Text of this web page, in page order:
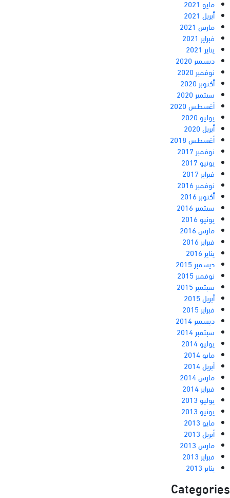
مايو 2021
أبريل 2021
مارس 2021
فبراير 2021
يناير 2021
ديسمبر 2020
نوفمبر 2020
أكتوبر 2020
سبتمبر 2020
أغسطس 2020
يوليو 2020
أبريل 2020
أغسطس 2018
نوفمبر 2017
يونيو 2017
فبراير 2017
نوفمبر 2016
أكتوبر 2016
سبتمبر 2016
يونيو 2016
مارس 2016
فبراير 2016
يناير 2016
ديسمبر 2015
نوفمبر 2015
سبتمبر 2015
أبريل 2015
فبراير 2015
ديسمبر 2014
سبتمبر 2014
يوليو 2014
مايو 2014
أبريل 2014
مارس 2014
فبراير 2014
يوليو 2013
يونيو 2013
مايو 2013
أبريل 2013
مارس 2013
فبراير 2013
يناير 2013
Categories